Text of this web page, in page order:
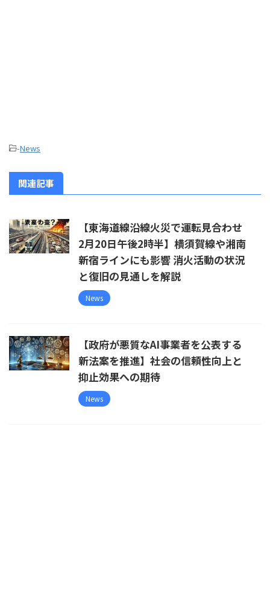
-News
関連記事
【東海道線沿線火災で運転見合わせ
2月20日午後2時半】横須賀線や湘南
新宿ラインにも影響 消火活動の状況
と復旧の見通しを解説
News
【政府が悪質なAI事業者を公表する
新法案を推進】社会の信頼性向上と
抑止効果への期待
News